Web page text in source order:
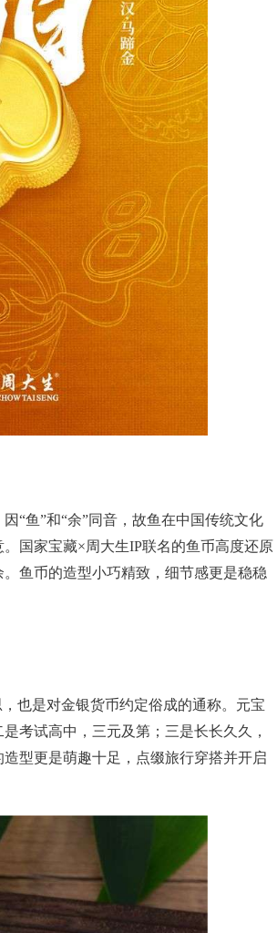
“鱼”和“余”同音，故鱼在中国传统文化
国家宝藏×周大生IP联名的鱼币高度还原
鱼币的造型小巧精致，细节感更是稳稳
也是对金银货币约定俗成的通称。元宝
考试高中，三元及第；三是长长久久，
型更是萌趣十足，点缀旅行穿搭并开启